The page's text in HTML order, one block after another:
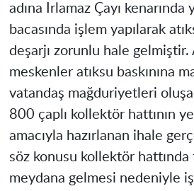
adına Irlamaz Çayı
bacasında işlem yapılarak
deşarjı zorunlu hale
meskenler atıksu baskınına
vatandaş mağduriyetleri
800 çaplı kollektör hattının
amacıyla hazırlanan ihale
söz konusu kollektör
meydana gelmesi nedeniyle